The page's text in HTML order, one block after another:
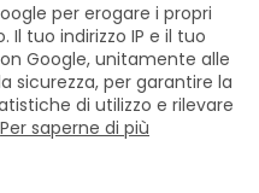
Privacy Policy
© Fattitaliani
per erogare i propri
Il tuo indirizzo IP e il tuo
Google, unitamente alle
sicurezza, per garantire la
di utilizzo e rilevare
Per saperne di più